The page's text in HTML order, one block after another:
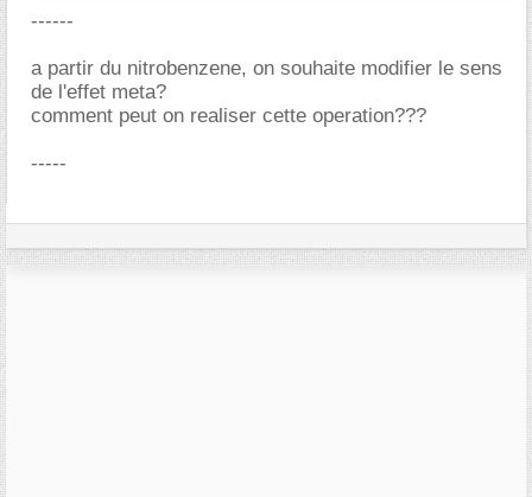
------
a partir du nitrobenzene, on souhaite modifier le sens
de l'effet meta?
comment peut on realiser cette operation???
-----